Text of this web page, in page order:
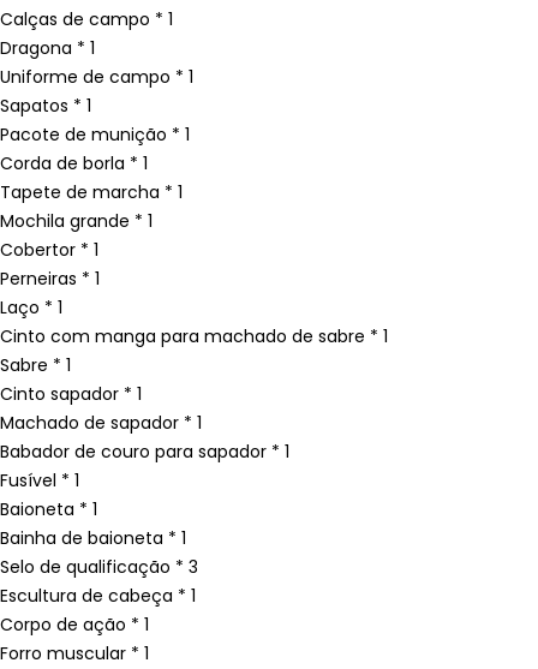
Calças de campo * 1
Dragona * 1
Uniforme de campo * 1
Sapatos * 1
Pacote de munição * 1
Corda de borla * 1
Tapete de marcha * 1
Mochila grande * 1
Cobertor * 1
Perneiras * 1
Laço * 1
Cinto com manga para machado de sabre * 1
Sabre * 1
Cinto sapador * 1
Machado de sapador * 1
Babador de couro para sapador * 1
Fusível * 1
Baioneta * 1
Bainha de baioneta * 1
Selo de qualificação * 3
Escultura de cabeça * 1
Corpo de ação * 1
Forro muscular * 1